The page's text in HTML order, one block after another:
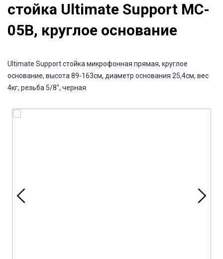
стойка Ultimate Support MC-
05B, круглое основание
Ultimate Support стойка микрофонная прямая, круглое
основание, высота 89-163см, диаметр основания 25,4см, вес
4кг, резьба 5/8", черная